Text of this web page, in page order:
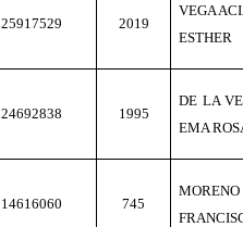
25917529 2019
VEGA
ESTHER
24692838 1995
DE LA
EMA
14616060 745